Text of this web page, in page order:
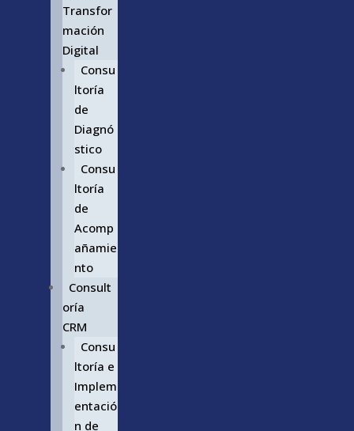
Transfor
mación
Digital
Consu
ltoría
de
Diagnó
stico
Consu
ltoría
de
Acomp
añamie
nto
Consult
oría
CRM
Consu
ltoría e
Implem
entació
n de